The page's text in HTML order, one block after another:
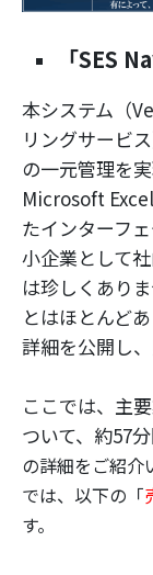
「SES
本システム（
リングサービ
の一元管理を
Microsoft
たインターフ
小企業として
は珍しくあり
とはほとんど
詳細を公開し
ここでは、主
ついて、約57
の詳細をご紹介
では、以下の「
す。